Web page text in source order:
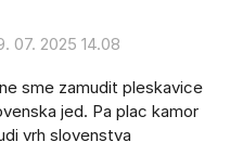
07. 2025 14.08
sme zamudit pleskavice
jed. Pa plac kamor
vrh slovenstva